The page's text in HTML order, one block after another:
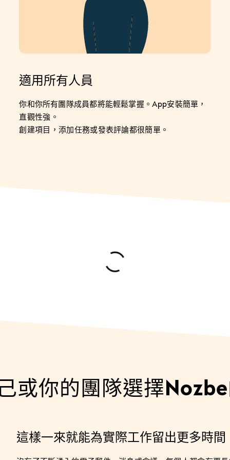
適用所有人員
你和你所有團隊成員都將能輕鬆掌握 。App安裝簡單，
直觀性強。
創建項目，添加任務或發表評論都很簡單。
或你的團隊選擇
這樣一來就能為實際工作留出更多時間